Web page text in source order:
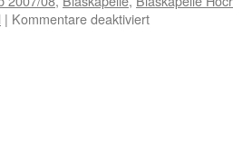
| Kommentare deaktiviertfür